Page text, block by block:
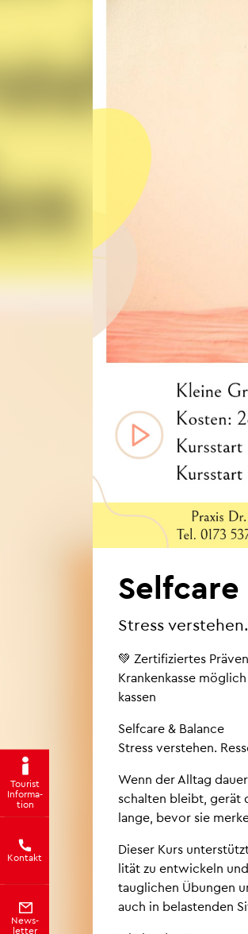
Tou­rist
In­for­ma­
ti­on
Kon­takt
News­
let­ter
Self­ca­re
Stress
💚 Zer­ti­fi­zier­tes
Kran­ken­kas­se
kas­sen
Self­ca­re & Ba­lan­ce
Stress ver­ste­hen.
Wenn der All­tag
schal­ten bleibt, gerät
lange, bevor sie
Die­ser Kurs
li­tät zu ent­wi­ckeln
taug­li­chen Übun­gen
auch in be­las­ten­den